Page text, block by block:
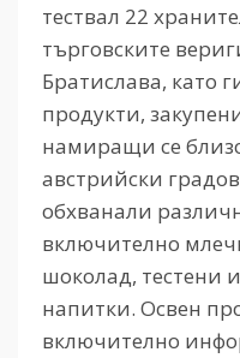
тествал 22
търговските
Братислава, като
продукти,
намиращи се
австрийски
обхванали
включително
шоколад, тестени
напитки. Освен
включително